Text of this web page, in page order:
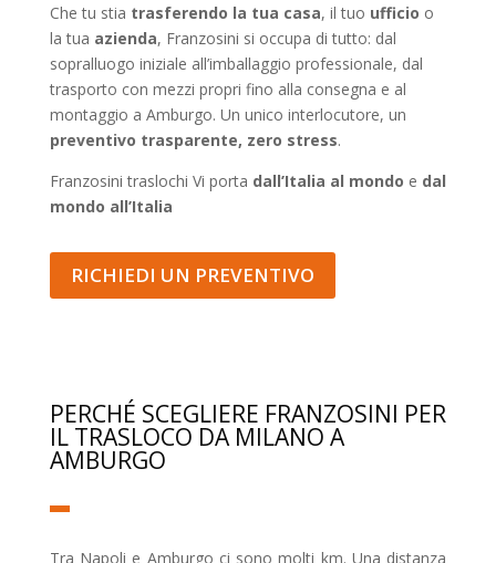
Che tu stia trasferendo la tua casa, il tuo ufficio o
la tua azienda, Franzosini si occupa di tutto: dal
sopralluogo iniziale all’imballaggio professionale, dal
trasporto con mezzi propri fino alla consegna e al
montaggio a Amburgo. Un unico interlocutore, un
preventivo trasparente, zero stress.
Franzosini traslochi Vi porta dall’Italia al mondo e dal
mondo all’Italia
RICHIEDI UN PREVENTIVO
PERCHÉ SCEGLIERE FRANZOSINI PER
IL TRASLOCO DA MILANO A
AMBURGO
Tra Napoli e Amburgo ci sono molti km. Una distanza